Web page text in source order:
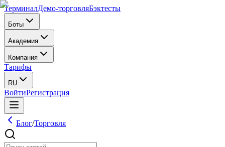
ТерминалДемо-торговляБэктесты
Боты
Академия
Компания
Тарифы
RU
ВойтиРегистрация
Блог/Торговля